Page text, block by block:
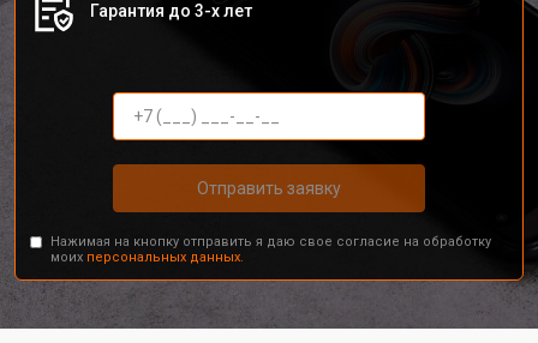
Гарантия до 3-х лет
Отправить заявку
Нажимая на кнопку отправить я даю свое согласие на обработку
моих персональных данных.